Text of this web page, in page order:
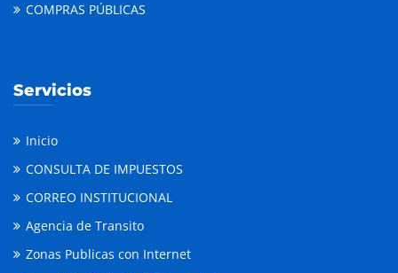
COMPRAS PÚBLICAS
Servicios
Inicio
CONSULTA DE IMPUESTOS
CORREO INSTITUCIONAL
Agencia de Transito
Zonas Publicas con Internet